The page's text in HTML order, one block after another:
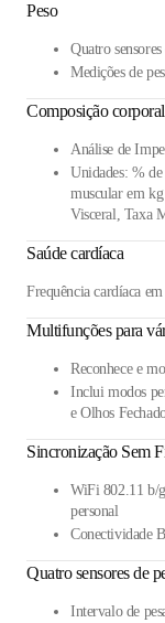
Peso
Quatro sensores
Medições de
Composição corporal
Análise de
Unidades: %
muscular em
Visceral, Taxa
Saúde cardíaca
Frequência cardíaca
Multifunções para
Reconhece e
Inclui modos
e Olhos
Sincronização Sem
WiFi 802.11 b/
personal
Conectividade
Quatro sensores de
Intervalo de